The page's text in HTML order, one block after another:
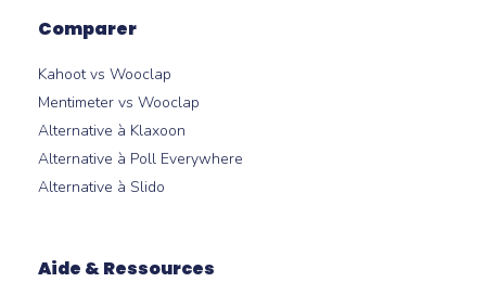
Comparer
Kahoot vs Wooclap
Mentimeter vs Wooclap
Alternative à Klaxoon
Alternative à Poll Everywhere
Alternative à Slido
Aide & Ressources